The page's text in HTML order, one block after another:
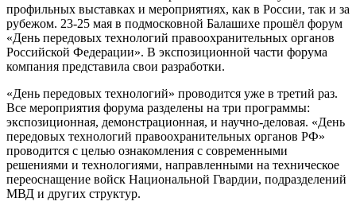
профильных выставках и мероприятиях, как в России, так и за
рубежом. 23-25 мая в подмосковной Балашихе прошёл форум
«День передовых технологий правоохранительных органов
Российской Федерации». В экспозиционной части форума
компания представила свои разработки.
«День передовых технологий» проводится уже в третий раз.
Все мероприятия форума разделены на три программы:
экспозиционная, демонстрационная, и научно-деловая. «День
передовых технологий правоохранительных органов РФ»
проводится с целью ознакомления с современными
решениями и технологиями, направленными на техническое
переоснащение войск Национальной Гвардии, подразделений
МВД и других структур.